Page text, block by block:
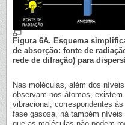
Figura 6A. Esquema
de absorção: fonte de
rede de difração) para
Nas moléculas, além dos
observam nos átomos,
vibracional, correspondentes
fase gasosa, há também
que as moléculas não podem